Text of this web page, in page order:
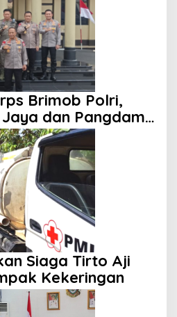
Brimob Polri,
dan Pangdam
TNI-Polri
Siaga Tirto Aji
Kekeringan